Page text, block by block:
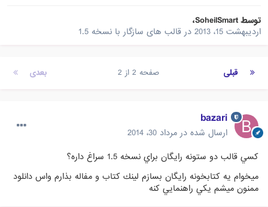
توسطSoheilSmart،
اردیبهشت 15، 2013
در قالب های سازگار با نسخه 1.5
قبلی بعدی صفحه 2 از 2
bazari
ارسال شده در مرداد 30، 2014
كسي قالب دو ستونه رايگان براي نسخه 1.5 سراغ داره؟
ميخوام يه كتابخونه رايگان بسازم لينك كتاب و مفاله بذارم واس دانلود
ممنون ميشم يكي راهنمايي كنه